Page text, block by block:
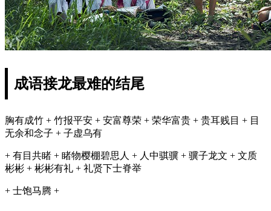
成语接龙最难的结尾
胸有成竹 + 竹报平安 + 安富尊荣 + 荣华富贵 + 贵耳贱目 + 目
无余和念子 + 子虚乌有
+ 有目共睹 + 睹物樱棚碧思人 + 人中骐骥 + 骥子龙文 + 文质
彬彬 + 彬彬有礼 + 礼贤下士脊举
+ 士饱马腾 +